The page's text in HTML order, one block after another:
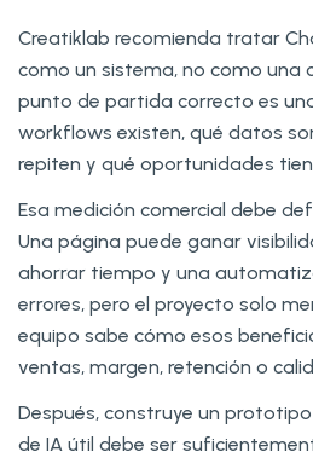
Creatiklab recomienda tratar
como un sistema, no como una
punto de partida correcto es
workflows existen, qué datos
repiten y qué oportunidades
Esa medición comercial debe
Una página puede ganar
ahorrar tiempo y una
errores, pero el proyecto solo
equipo sabe cómo esos
ventas, margen, retención o
Después, construye un
de IA útil debe ser